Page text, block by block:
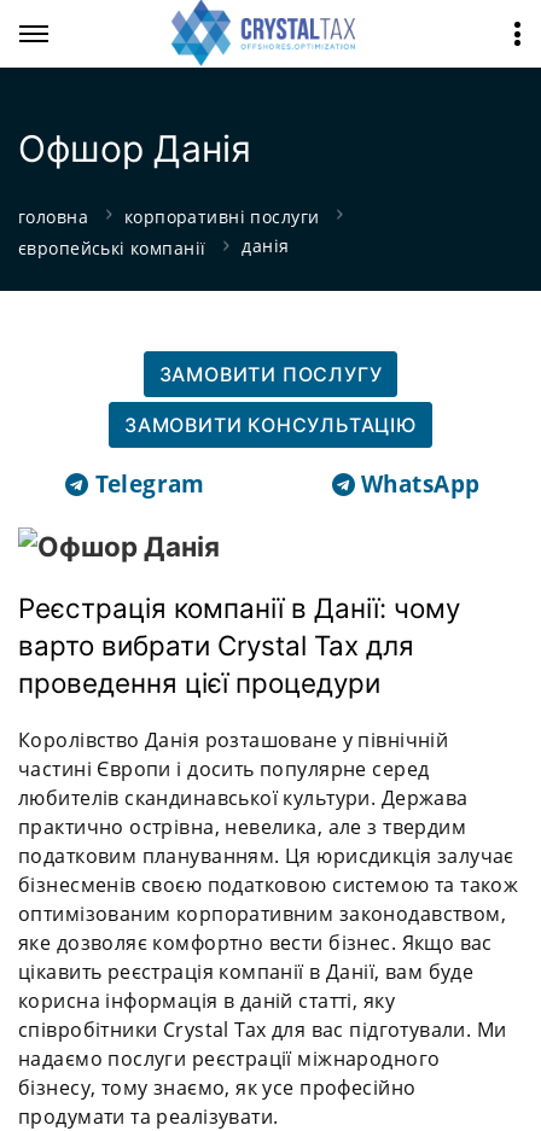
Офшор Данія
головна
корпоративні послуги
європейські компанії
данія
ЗАМОВИТИ ПОСЛУГУ
ЗАМОВИТИ КОНСУЛЬТАЦІЮ
Telegram WhatsApp
Реєстрація компанії в Данії: чому
варто вибрати Crystal Tax для
проведення цієї процедури
Королівство Данія розташоване у північній
частині Європи і досить популярне серед
любителів скандинавської культури. Держава
практично острівна, невелика, але з твердим
податковим плануванням. Ця юрисдикція залучає
бізнесменів своєю податковою системою та також
оптимізованим корпоративним законодавством,
яке дозволяє комфортно вести бізнес. Якщо вас
цікавить реєстрація компанії в Данії, вам буде
корисна інформація в даній статті, яку
співробітники Crystal Tax для вас підготували. Ми
надаємо послуги реєстрації міжнародного
бізнесу, тому знаємо, як усе професійно
продумати та реалізувати.